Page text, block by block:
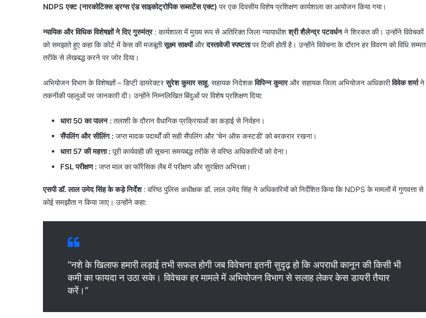
NDPS एक्ट (नारकोटिक्स ड्रग्स एंड साइकोट्रोपिक सब्सटेंस एक्ट) पर एक दिवसीय विशेष प्रशिक्षण कार्यशाला का आयोजन किया गया।
न्यायिक और विधिक विशेषज्ञों ने दिए गुरुमंत्र: ​कार्यशाला में मुख्य रूप से अतिरिक्त जिला न्यायाधीशश्री शैलेन्द्र पटवर्धनने शिरकत की। उन्होंने विवेचकों
को समझाते हुए कहा कि कोर्ट में केस की मजबूतीसूक्ष्म साक्ष्योंऔरदस्तावेजी स्पष्टतापर टिकी होती है। उन्होंने विवेचना के दौरान हर विवरण को विधि सम्मत
तरीके से लेखबद्ध करने पर जोर दिया।
अभियोजन विभाग के विशेषज्ञों – डिप्टी डायरेक्टरसुरेश कुमार साहू, सहायक निदेशकविपिन्न कुमारऔर सहायक जिला अभियोजन अधिकारीविवेक शर्माने
तकनीकी पहलुओं पर जानकारी दी। उन्होंने निम्नलिखित बिंदुओं पर विशेष प्रशिक्षण दिया:
धारा 50 का पालन :तलाशी के दौरान वैधानिक प्रक्रियाओं का कड़ाई से निर्वहन।
सैंपलिंग और सीलिंग :जप्त मादक पदार्थों की सही सैंपलिंग और ‘चेन ऑफ कस्टडी’ को बरकरार रखना।
धारा 57 की महत्ता :पूरी कार्यवाही की सूचना समयबद्ध तरीके से वरिष्ठ अधिकारियों को देना।
FSL परीक्षण :जप्त माल का फॉरेंसिक लैब में परीक्षण और सुरक्षित अभिरक्षा।
एसपी डॉ. लाल उमेद सिंह के कड़े निर्देश: ​वरिष्ठ पुलिस अधीक्षक डॉ. लाल उमेद सिंह ने अधिकारियों को निर्देशित किया कि NDPS के मामलों में गुणवत्ता से
कोई समझौता न किया जाए। उन्होंने कहा:
​”नशे के खिलाफ हमारी लड़ाई तभी सफल होगी जब विवेचना इतनी सुदृढ़ हो कि अपराधी कानून की किसी भी
कमी का फायदा न उठा सके। विवेचक हर मामले में अभियोजन विभाग से सलाह लेकर केस डायरी तैयार
करें।”